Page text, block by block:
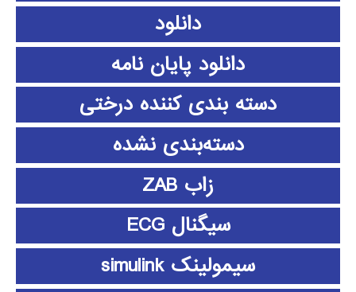
دانلود
دانلود پايان نامه
دسته بندی کننده درختی
دسته‌بندی نشده
زاب ZAB
سیگنال ECG
سیمولینک simulink